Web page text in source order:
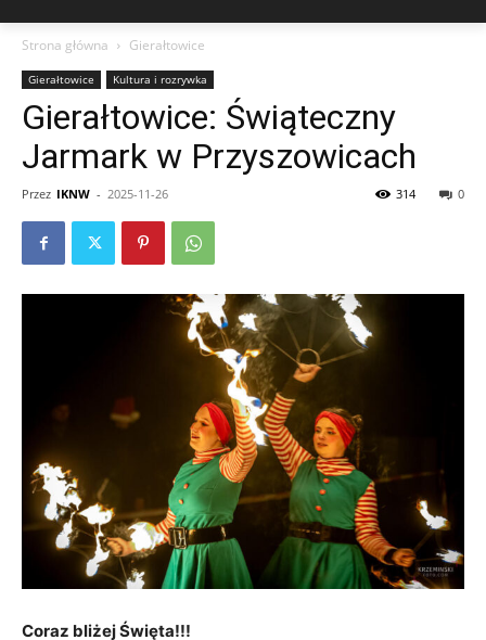
Strona główna Gierałtowice
Gierałtowice Kultura i rozrywka
Gierałtowice: Świąteczny
Jarmark w Przyszowicach
Przez IKNW - 2025-11-26 0
314
Coraz bliżej Święta!!!